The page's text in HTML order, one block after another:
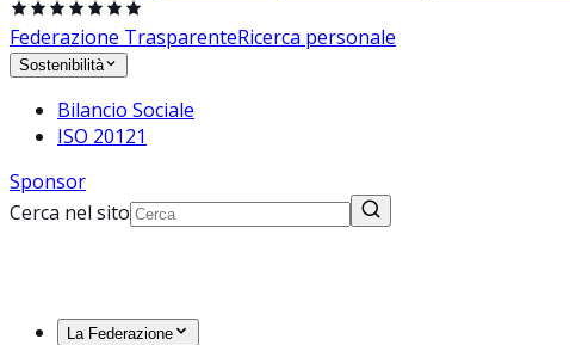
Federazione TrasparenteRicerca personale
Sostenibilità
Bilancio Sociale
ISO 20121
Sponsor
Cerca nel sito
La Federazione